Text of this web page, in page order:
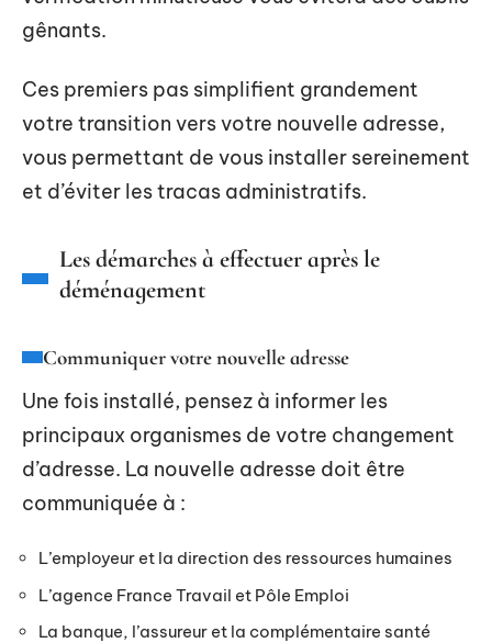
gênants.
Ces premiers pas simplifient grandement
votre transition vers votre nouvelle adresse,
vous permettant de vous installer sereinement
et d’éviter les tracas administratifs.
Les démarches à effectuer après le
déménagement
Communiquer votre nouvelle adresse
Une fois installé, pensez à informer les
principaux organismes de votre changement
d’adresse. La nouvelle adresse doit être
communiquée à :
L’employeur et la direction des ressources humaines
L’agence France Travail et Pôle Emploi
La banque, l’assureur et la complémentaire santé